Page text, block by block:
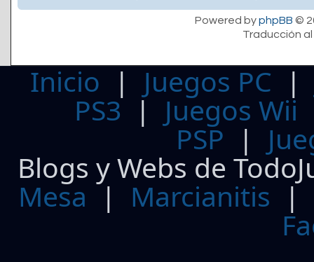
Powered byphpBB ©
Traducción
Inicio | Juegos PC
PS3| Juegos Wii
PSP |
Blogs y Webs de
Mesa | Marcianitis |